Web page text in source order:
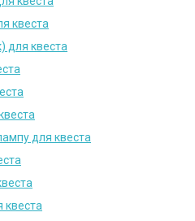
квеста
для квеста
для квеста
квеста